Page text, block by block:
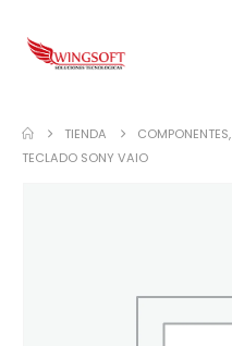
TIENDA COMPONENTES,
TECLADO SONY VAIO